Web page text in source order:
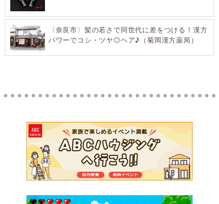
〈奈良市〉髪の若さで同世代に差をつける！漢方
パワーでコシ・ツヤ◎ヘア♪（菊岡漢方薬局）